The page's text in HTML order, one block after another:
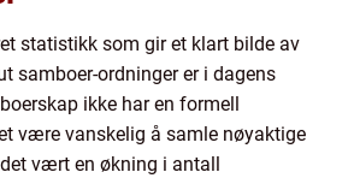
statistikk som gir et klart bilde av
samboer-ordninger er i dagens
ikke har en formell
være vanskelig å samle nøyaktige
vært en økning i antall